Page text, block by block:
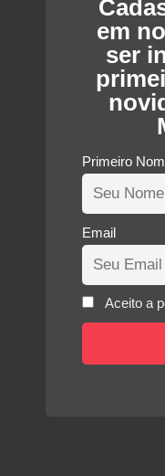
em
ser
Primeiro
Email
Aceito a